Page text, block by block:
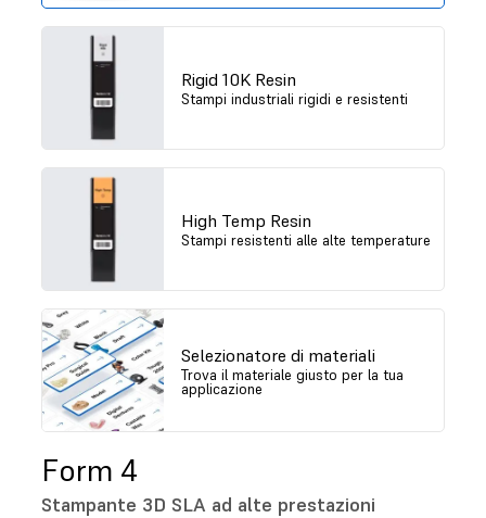
Rigid 10K Resin
Stampi industriali rigidi e resistenti
High Temp Resin
Stampi resistenti alle alte temperature
Selezionatore di materiali
Trova il materiale giusto per la tua
applicazione
Form 4
Stampante 3D SLA ad alte prestazioni